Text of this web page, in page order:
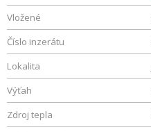
Vložené
Číslo inzerátu
Lokalita
Výťah
Zdroj tepla